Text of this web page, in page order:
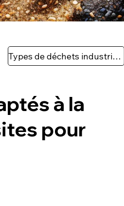
Types de déchets industriels
à la
pour